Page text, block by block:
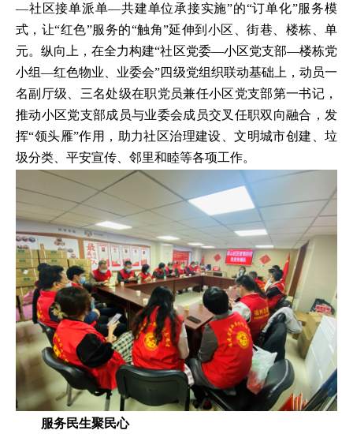
—社区接单派单—共建单位承接实施”的“订单化”服务模
式，让“红色”服务的“触角”延伸到小区、街巷、楼栋、单
元。纵向上，在全力构建“社区党委—小区党支部—楼栋党
小组—红色物业、业委会”四级党组织联动基础上，动员一
名副厅级、三名处级在职党员兼任小区党支部第一书记，
推动小区党支部成员与业委会成员交叉任职双向融合，发
挥“领头雁”作用，助力社区治理建设、文明城市创建、垃
圾分类、平安宣传、邻里和睦等各项工作。
服务民生聚民心